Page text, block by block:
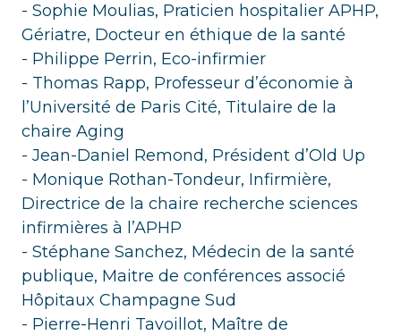
- Sophie Moulias, Praticien hospitalier APHP,
Gériatre, Docteur en éthique de la santé
- Philippe Perrin, Eco-infirmier
- Thomas Rapp, Professeur d’économie à
l’Université de Paris Cité, Titulaire de la
chaire Aging
- Jean-Daniel Remond, Président d’Old Up
- Monique Rothan-Tondeur, Infirmière,
Directrice de la chaire recherche sciences
infirmières à l’APHP
- Stéphane Sanchez, Médecin de la santé
publique, Maitre de conférences associé
Hôpitaux Champagne Sud
- Pierre-Henri Tavoillot, Maître de